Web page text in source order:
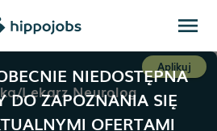
menu
NIEDOSTĘPNA
DO ZAPOZNANIA SIĘ
OFERTAMI
Aplikuj
Lekarz Neurolog